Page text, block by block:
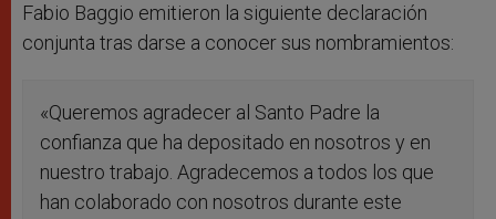
Fabio Baggio emitieron la siguiente declaración
conjunta tras darse a conocer sus nombramientos:
«Queremos agradecer al Santo Padre la
confianza que ha depositado en nosotros y en
nuestro trabajo. Agradecemos a todos los que
han colaborado con nosotros durante este